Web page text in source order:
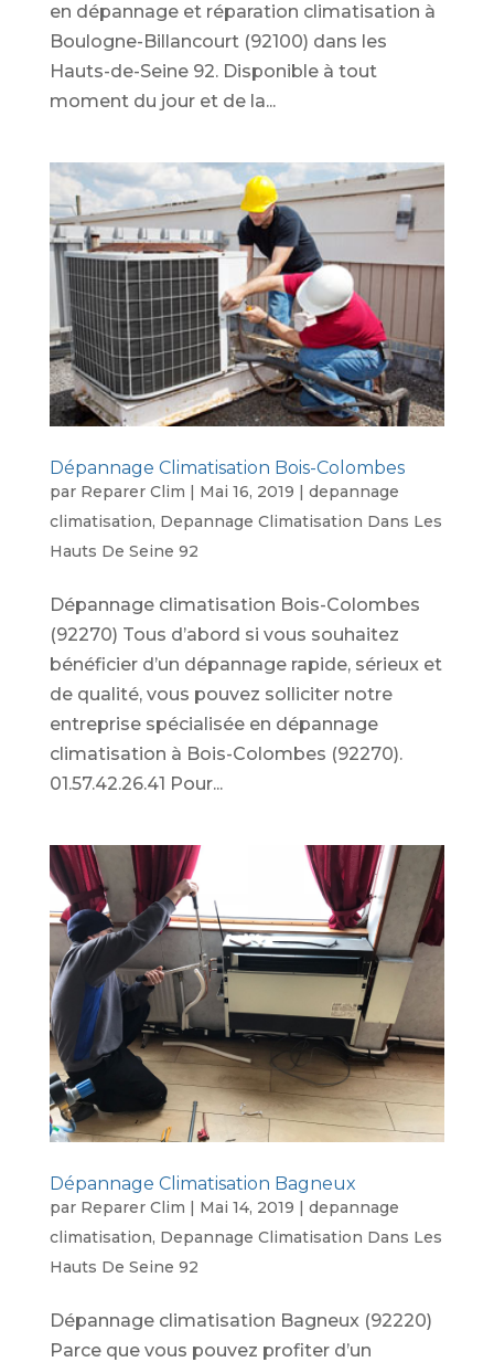
en dépannage et réparation climatisation à
Boulogne-Billancourt (92100) dans les
Hauts-de-Seine 92. Disponible à tout
moment du jour et de la...
Dépannage Climatisation Bois-Colombes
par Reparer Clim Mai 16, 2019
depannage
climatisation, Depannage Climatisation Dans Les
Hauts De Seine 92
Dépannage climatisation Bois-Colombes
(92270) Tous d’abord si vous souhaitez
bénéficier d’un dépannage rapide, sérieux et
de qualité, vous pouvez solliciter notre
entreprise spécialisée en dépannage
climatisation à Bois-Colombes (92270).
01.57.42.26.41 Pour...
Dépannage Climatisation Bagneux
par Reparer Clim | Mai 14, 2019 | depannage
climatisation, Depannage Climatisation Dans Les
Hauts De Seine 92
Dépannage climatisation Bagneux (92220)
Parce que vous pouvez profiter d’un